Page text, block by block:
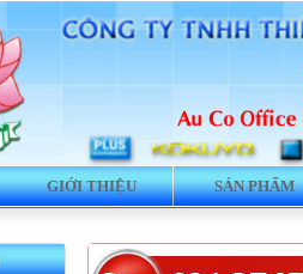
GIỚI THIỆU SẢN PHẨM